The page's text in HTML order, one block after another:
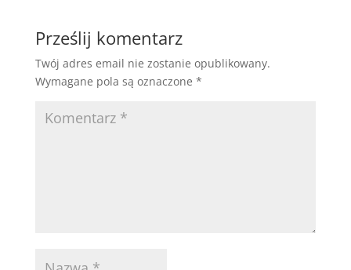
Prześlij komentarz
Twój adres email nie zostanie opublikowany.
Wymagane pola są oznaczone *